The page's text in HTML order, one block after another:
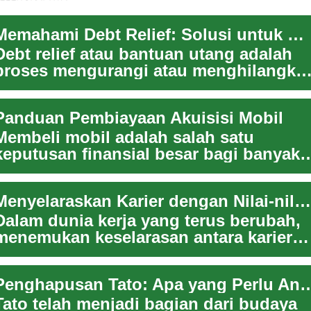
Memahami Debt Relief: Solusi untuk Masalah Keuangan
relief atau bantuan utang adalah
mengurangi atau menghilangkan
utang seseorang atau
Pembiayaan Akuisisi Mobil
mobil adalah salah satu
finansial besar bagi banyak
dan seringkali membutuhkan
p...
Menyelaraskan Karier dengan Nilai-nilai Pribadi: Kunci Sukses di Era Digital
dunia kerja yang terus berubah,
keselarasan antara karier
nilai-nilai pribadi menjadi semakin
Penghapusan Tato:
telah menjadi bagian dari budaya